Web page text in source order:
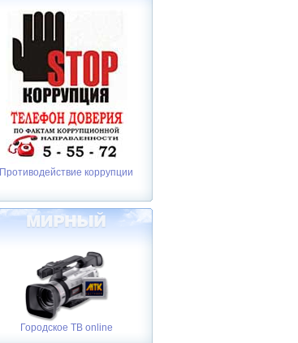
Противодействие коррупции
Городское ТВ online